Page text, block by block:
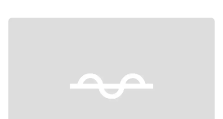
Previous slide